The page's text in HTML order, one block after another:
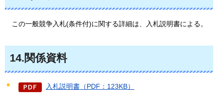
この一般競争入札(条件付)に関する詳細は、入札説明書による。
14.関係資料
入札説明書（PDF：123KB）